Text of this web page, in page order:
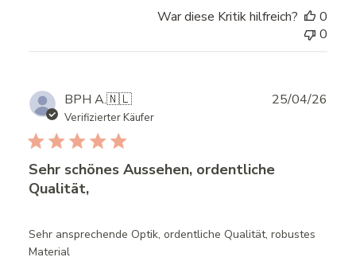
War diese Kritik hilfreich?
0
0
BPH A.🇳🇱
Verifizierter Käufer
Sehr schönes Aussehen, ordentliche
Qualität,
Sehr ansprechende Optik, ordentliche Qualität, robustes
Material
25/04/26